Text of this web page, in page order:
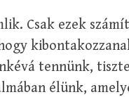
Csak ezek
tennünk,
élünk,